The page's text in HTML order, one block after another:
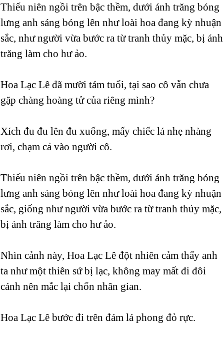
Thiếu niên ngồi trên bậc thềm, dưới ánh trăng bóng
lưng anh sáng bóng lên như loài hoa đang kỳ nhuận
sắc, như người vừa bước ra từ tranh thủy mặc, bị ánh
trăng làm cho hư ảo.
Hoa Lạc Lê đã mười tám tuổi, tại sao cô vẫn chưa
gặp chàng hoàng tử của riêng mình?
Xích đu đu lên đu xuống, mấy chiếc lá nhẹ nhàng
rơi, chạm cả vào người cô.
Thiếu niên ngồi trên bậc thềm, dưới ánh trăng bóng
lưng anh sáng bóng lên như loài hoa đang kỳ nhuận
sắc, giống như người vừa bước ra từ tranh thủy mặc,
bị ánh trăng làm cho hư ảo.
Nhìn cảnh này, Hoa Lạc Lê đột nhiên cảm thấy anh
ta như một thiên sứ bị lạc, không may mất đi đôi
cánh nên mắc lại chốn nhân gian.
Hoa Lạc Lê bước đi trên đám lá phong đỏ rực.